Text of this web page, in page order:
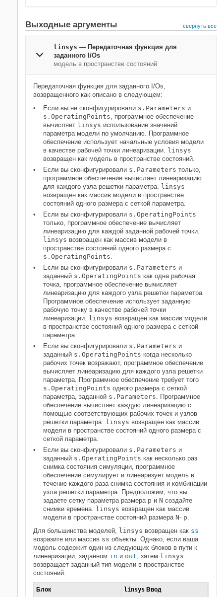
Выходные аргументы свернуть все
linsys — Передаточная функция для
заданного I/Os
модель в пространстве состояний
Передаточная функция для заданного I/Os,
возвращенного как описано в следующем:
Если вы не сконфигурировали s.Parameters и
s.OperatingPoints , программное обеспечение
вычисляет linsys использование значений
параметра модели по умолчанию. Программное
обеспечение использует начальные условия модели
в качестве рабочей точки линеаризации. linsys
возвращен как модель в пространстве состояний.
Если вы сконфигурировали s.Parameters только,
программное обеспечение вычисляет линеаризацию
для каждого узла решетки параметра. linsys
возвращен как массив модели в пространстве
состояний одного размера с сеткой параметра.
Если вы сконфигурировали s.OperatingPoints
только, программное обеспечение вычисляет
линеаризацию для каждой заданной рабочей точки.
linsys возвращен как массив модели в
пространстве состояний одного размера с
s.OperatingPoints
Если вы сконфигурировали s.Parameters и
заданный s.OperatingPoints как одна рабочая
точка, программное обеспечение вычисляет
линеаризацию для каждого узла решетки параметра.
Программное обеспечение использует заданную
рабочую точку в качестве рабочей точки
линеаризации. linsys возвращен как массив модели
в пространстве состояний одного размера с сеткой
параметра.
Если вы сконфигурировали s.Parameters и
заданный s.OperatingPoints когда несколько
рабочих точек возражают, программное обеспечение
вычисляет линеаризацию для каждого узла решетки
параметра. Программное обеспечение требует того
s.OperatingPoints одного размера с сеткой
параметра, заданной s.Parameters . Программное
обеспечение вычисляет каждую линеаризацию с
помощью соответствующих рабочих точек и узлов
решетки параметра. linsys возвращен как массив
модели в пространстве состояний одного размера с
сеткой параметра.
Если вы сконфигурировали s.Parameters и
заданный s.OperatingPoints как несколько раз
снимка состояния симуляции, программное
обеспечение симулирует и линеаризует модель в
течение каждого раза снимка состояния и комбинации
узла решетки параметра. Предположим, что вы
задаете сетку параметра размера p и N создайте
снимки времена. linsys возвращен как массив
модели в пространстве состояний размера N- p
Для большинства моделей, linsys возвращен как ss
возразите или массив ss объекты. Однако, если ваша
модель содержит один из следующих блоков в пути к
линеаризации, заданном in и out , затем linsys
возвращает заданный тип модели в пространстве
состояний.
Блок linsys Ввод